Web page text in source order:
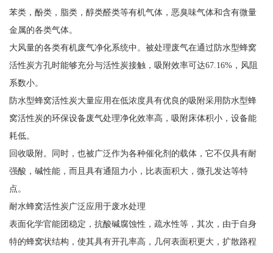
苯类，酚类，脂类，醇类醛类等有机气体，恶臭味气体和含有微量
金属的各类气体。
大风量的各类有机废气净化系统中。被处理废气在通过防水型蜂窝
活性炭方孔时能够充分与活性炭接触，吸附效率可达67.16%，风阻
系数小。
防水型蜂窝活性炭大量应用在低浓度具有优良的吸附采用防水型蜂
窝活性炭的环保设备废气处理净化效率高，吸附床体积小，设备能
耗低。
回收吸附。同时，也被广泛作为各种催化剂的载体，它不仅具有耐
强酸，碱性能，而且具有通阻力小，比表面积大，微孔发达等特
点。
耐水蜂窝活性炭广泛应用于废水处理
表面化学官能团稳定，抗酸碱腐蚀性，疏水性等，其次，由于自身
特的蜂窝状结构，使其具有开孔率高，几何表面积更大，扩散路程